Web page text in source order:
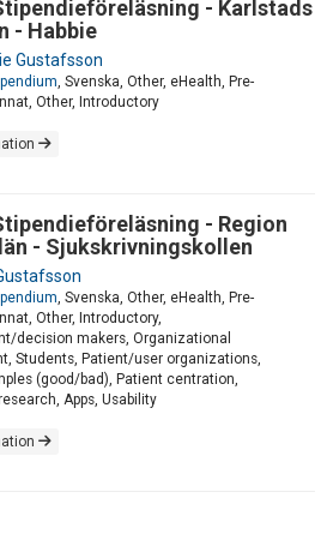
- Karlstads
- Habbie
Gustafsson
, Svenska, Other, eHealth, Pre-
Other, Introductory
- Region
- Sjukskrivningskollen
, Svenska, Other, eHealth, Pre-
Other, Introductory,
decision makers, Organizational
Students, Patient/user organizations,
(good/bad), Patient centration,
Apps, Usability